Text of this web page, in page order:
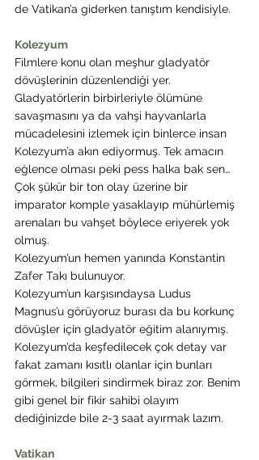
de Vatikan’a giderken tanıştım kendisiyle.
Kolezyum
Filmlere konu olan meşhur gladyatör
dövüşlerinin düzenlendiği yer.
Gladyatörlerin birbirleriyle ölümüne
savaşmasını ya da vahşi hayvanlarla
mücadelesini izlemek için binlerce insan
Kolezyum’a akın ediyormuş. Tek amacın
eğlence olması peki pess halka bak sen…
Çok şükür bir ton olay üzerine bir
imparator komple yasaklayıp mühürlemiş
arenaları bu vahşet böylece eriyerek yok
olmuş.
Kolezyum’un hemen yanında Konstantin
Zafer Takı bulunuyor.
Kolezyum’un karşısındaysa Ludus
Magnus’u görüyoruz burası da bu korkunç
dövüşler için gladyatör eğitim alanıymış.
Kolezyum’da keşfedilecek çok detay var
fakat zamanı kısıtlı olanlar için bunları
görmek, bilgileri sindirmek biraz zor. Benim
gibi genel bir fikir sahibi olayım
dediğinizde bile 2-3 saat ayırmak lazım.
Vatikan